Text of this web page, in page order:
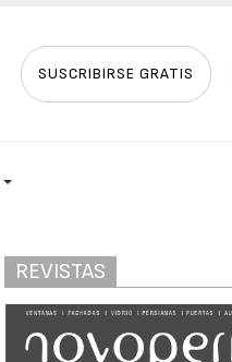
SUSCRIBIRSE GRATIS
REVISTAS